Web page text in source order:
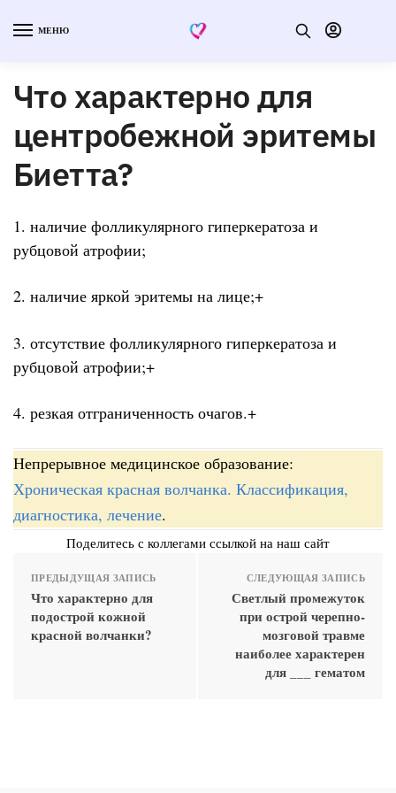
МЕНЮ
Что характерно для
центробежной эритемы
Биетта?
1. наличие фолликулярного гиперкератоза и
рубцовой атрофии;
2. наличие яркой эритемы на лице;+
3. отсутствие фолликулярного гиперкератоза и
рубцовой атрофии;+
4. резкая отграниченность очагов.+
Непрерывное медицинское образование:
Хроническая красная волчанка. Классификация,
диагностика, лечение.
Поделитесь с коллегами ссылкой на наш сайт
ПРЕДЫДУЩАЯ ЗАПИСЬ
Что характерно для
подострой кожной
красной волчанки?
СЛЕДУЮЩАЯ ЗАПИСЬ
Светлый промежуток
при острой черепно-
мозговой травме
наиболее характерен
для ___ гематом